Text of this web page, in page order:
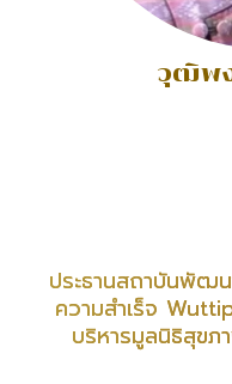
วุฒิพ
ประธานสถาบันพัฒ
ความสำเร็จ
บริหารมูลนิธิสุข